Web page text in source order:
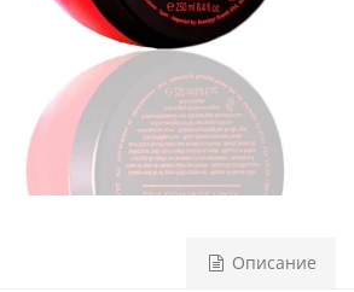
Описание